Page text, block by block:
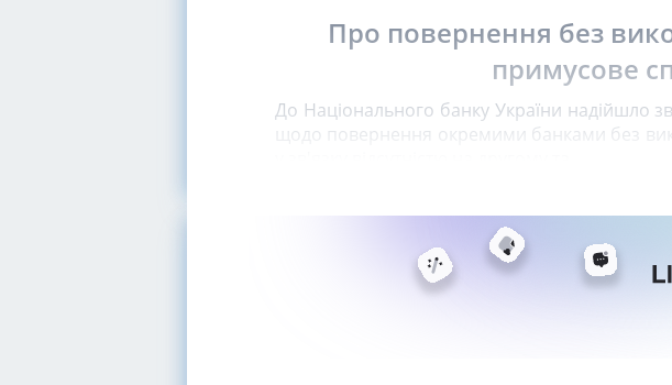
Про повернення без
примусове
До Національного банку України надійшло
щодо повернення окремими банками без